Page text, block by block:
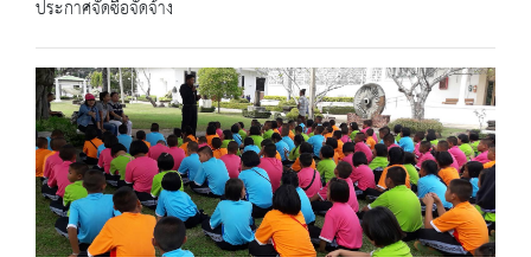
ประกาศจัดซื้อจัดจ้าง